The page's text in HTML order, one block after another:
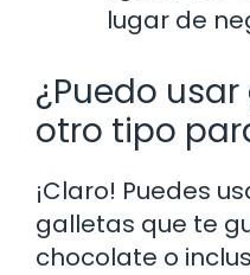
lugar de
¿Puedo
otro tipo
¡Claro! Puedes
galletas que te
chocolate o